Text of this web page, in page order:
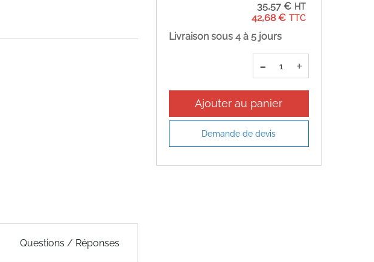
Questions / Réponses
42,68 €
35,57 €
Livraison sous 4 à 5 jours
- +
Ajouter au panier
Demande de devis